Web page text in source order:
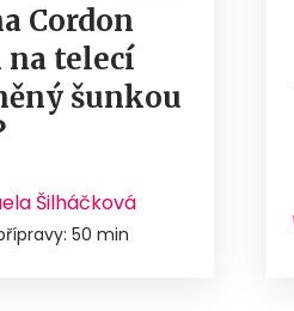
Cordon
na telecí
šunkou
Šilháčková
50 min